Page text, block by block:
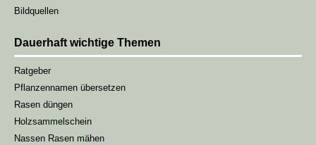
Bildquellen
Dauerhaft wichtige Themen
Ratgeber
Pflanzennamen übersetzen
Rasen düngen
Holzsammelschein
Nassen Rasen mähen